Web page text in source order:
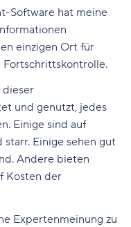
Software hat meine
einzigen Ort für
Fortschrittskontrolle.
dieser
und genutzt, jedes
Einige sind auf
Einige sehen gut
Andere bieten
Kosten der
Expertenmeinung zu